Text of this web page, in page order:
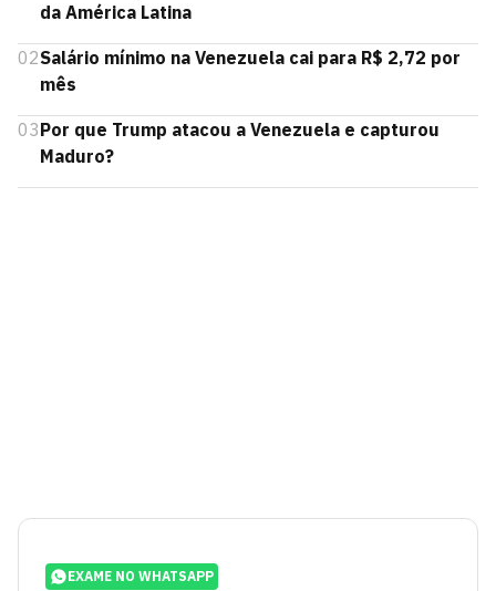
da América Latina
02Salário mínimo na Venezuela cai para R$ 2,72 por
mês
03Por que Trump atacou a Venezuela e capturou
Maduro?
EXAME NO WHATSAPP